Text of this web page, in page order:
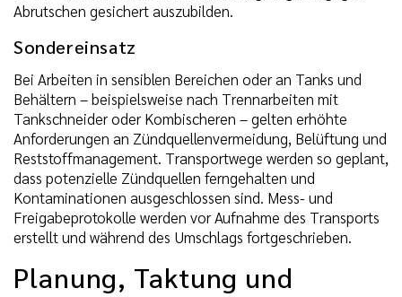
Abrutschen gesichert auszubilden.
Sondereinsatz
Bei Arbeiten in sensiblen Bereichen oder an Tanks und
Behältern – beispielsweise nach Trennarbeiten mit
Tankschneider oder Kombischeren – gelten erhöhte
Anforderungen an Zündquellenvermeidung, Belüftung und
Reststoffmanagement. Transportwege werden so geplant,
dass potenzielle Zündquellen ferngehalten und
Kontaminationen ausgeschlossen sind. Mess- und
Freigabeprotokolle werden vor Aufnahme des Transports
erstellt und während des Umschlags fortgeschrieben.
Planung, Taktung und